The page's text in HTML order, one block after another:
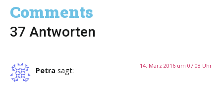
Comments
37 Antworten
Petra sagt:
14. März 2016 um 07:08 Uhr